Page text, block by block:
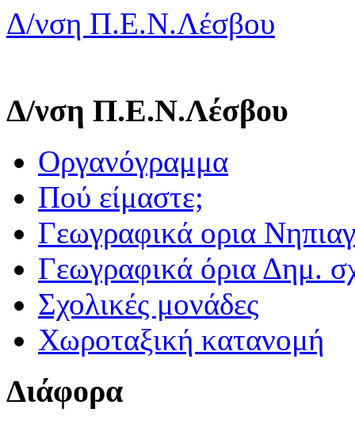
Δ/νση Π.Ε.Ν.Λέσβου
Δ/νση Π.Ε.Ν.Λέσβου
Οργανόγραμμα
Πού είμαστε;
Γεωγραφικά ορια
Γεωγραφικά όρια Δημ.
Σχολικές μονάδες
Χωροταξική κατανομή
Διάφορα